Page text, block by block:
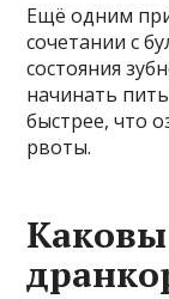
Ещё одним
сочетании с
состояния
начинать
быстрее, что
рвоты.